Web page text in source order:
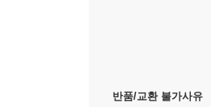
반품/교환 불가사유